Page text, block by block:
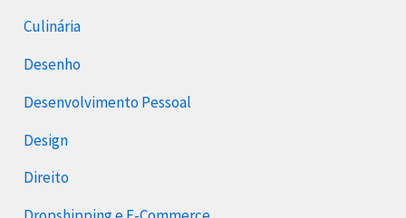
Culinária
Desenho
Desenvolvimento Pessoal
Design
Direito